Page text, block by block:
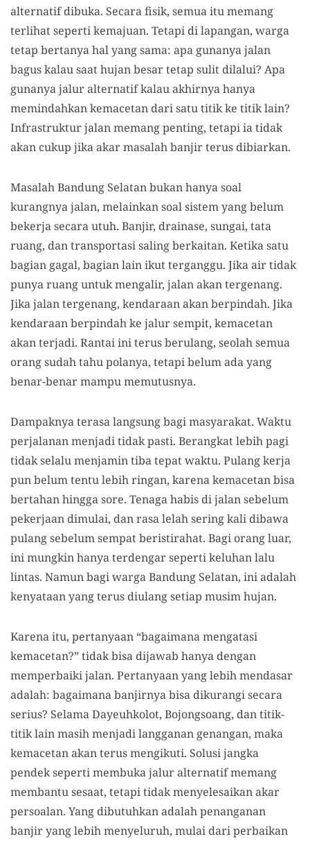
alternatif dibuka. Secara fisik, semua itu memang
terlihat seperti kemajuan. Tetapi di lapangan, warga
tetap bertanya hal yang sama: apa gunanya jalan
bagus kalau saat hujan besar tetap sulit dilalui? Apa
gunanya jalur alternatif kalau akhirnya hanya
memindahkan kemacetan dari satu titik ke titik lain?
Infrastruktur jalan memang penting, tetapi ia tidak
akan cukup jika akar masalah banjir terus dibiarkan.
Masalah Bandung Selatan bukan hanya soal
kurangnya jalan, melainkan soal sistem yang belum
bekerja secara utuh. Banjir, drainase, sungai, tata
ruang, dan transportasi saling berkaitan. Ketika satu
bagian gagal, bagian lain ikut terganggu. Jika air tidak
punya ruang untuk mengalir, jalan akan tergenang.
Jika jalan tergenang, kendaraan akan berpindah. Jika
kendaraan berpindah ke jalur sempit, kemacetan
akan terjadi. Rantai ini terus berulang, seolah semua
orang sudah tahu polanya, tetapi belum ada yang
benar-benar mampu memutusnya.
Dampaknya terasa langsung bagi masyarakat. Waktu
perjalanan menjadi tidak pasti. Berangkat lebih pagi
tidak selalu menjamin tiba tepat waktu. Pulang kerja
pun belum tentu lebih ringan, karena kemacetan bisa
bertahan hingga sore. Tenaga habis di jalan sebelum
pekerjaan dimulai, dan rasa lelah sering kali dibawa
pulang sebelum sempat beristirahat. Bagi orang luar,
ini mungkin hanya terdengar seperti keluhan lalu
lintas. Namun bagi warga Bandung Selatan, ini adalah
kenyataan yang terus diulang setiap musim hujan.
Karena itu, pertanyaan “bagaimana mengatasi
kemacetan?” tidak bisa dijawab hanya dengan
memperbaiki jalan. Pertanyaan yang lebih mendasar
adalah: bagaimana banjirnya bisa dikurangi secara
serius? Selama Dayeuhkolot, Bojongsoang, dan titik-
titik lain masih menjadi langganan genangan, maka
kemacetan akan terus mengikuti. Solusi jangka
pendek seperti membuka jalur alternatif memang
membantu sesaat, tetapi tidak menyelesaikan akar
persoalan. Yang dibutuhkan adalah penanganan
banjir yang lebih menyeluruh, mulai dari perbaikan